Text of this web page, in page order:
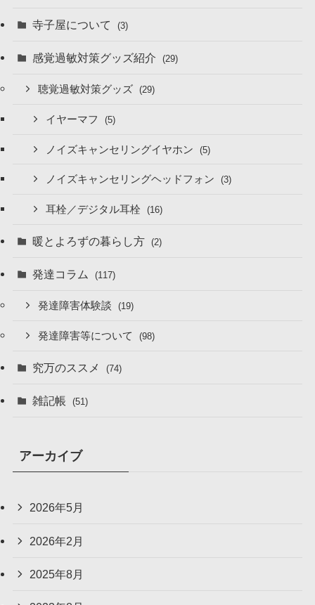
寺子屋について (3)
感覚過敏対策グッズ紹介 (29)
聴覚過敏対策グッズ (29)
イヤーマフ (5)
ノイズキャンセリングイヤホン (5)
ノイズキャンセリングヘッドフォン (3)
耳栓／デジタル耳栓 (16)
暖とよろずの暮らし方 (2)
発達コラム (117)
発達障害体験談 (19)
発達障害等について (98)
究万のススメ (74)
雑記帳 (51)
アーカイブ
2026年5月
2026年2月
2025年8月